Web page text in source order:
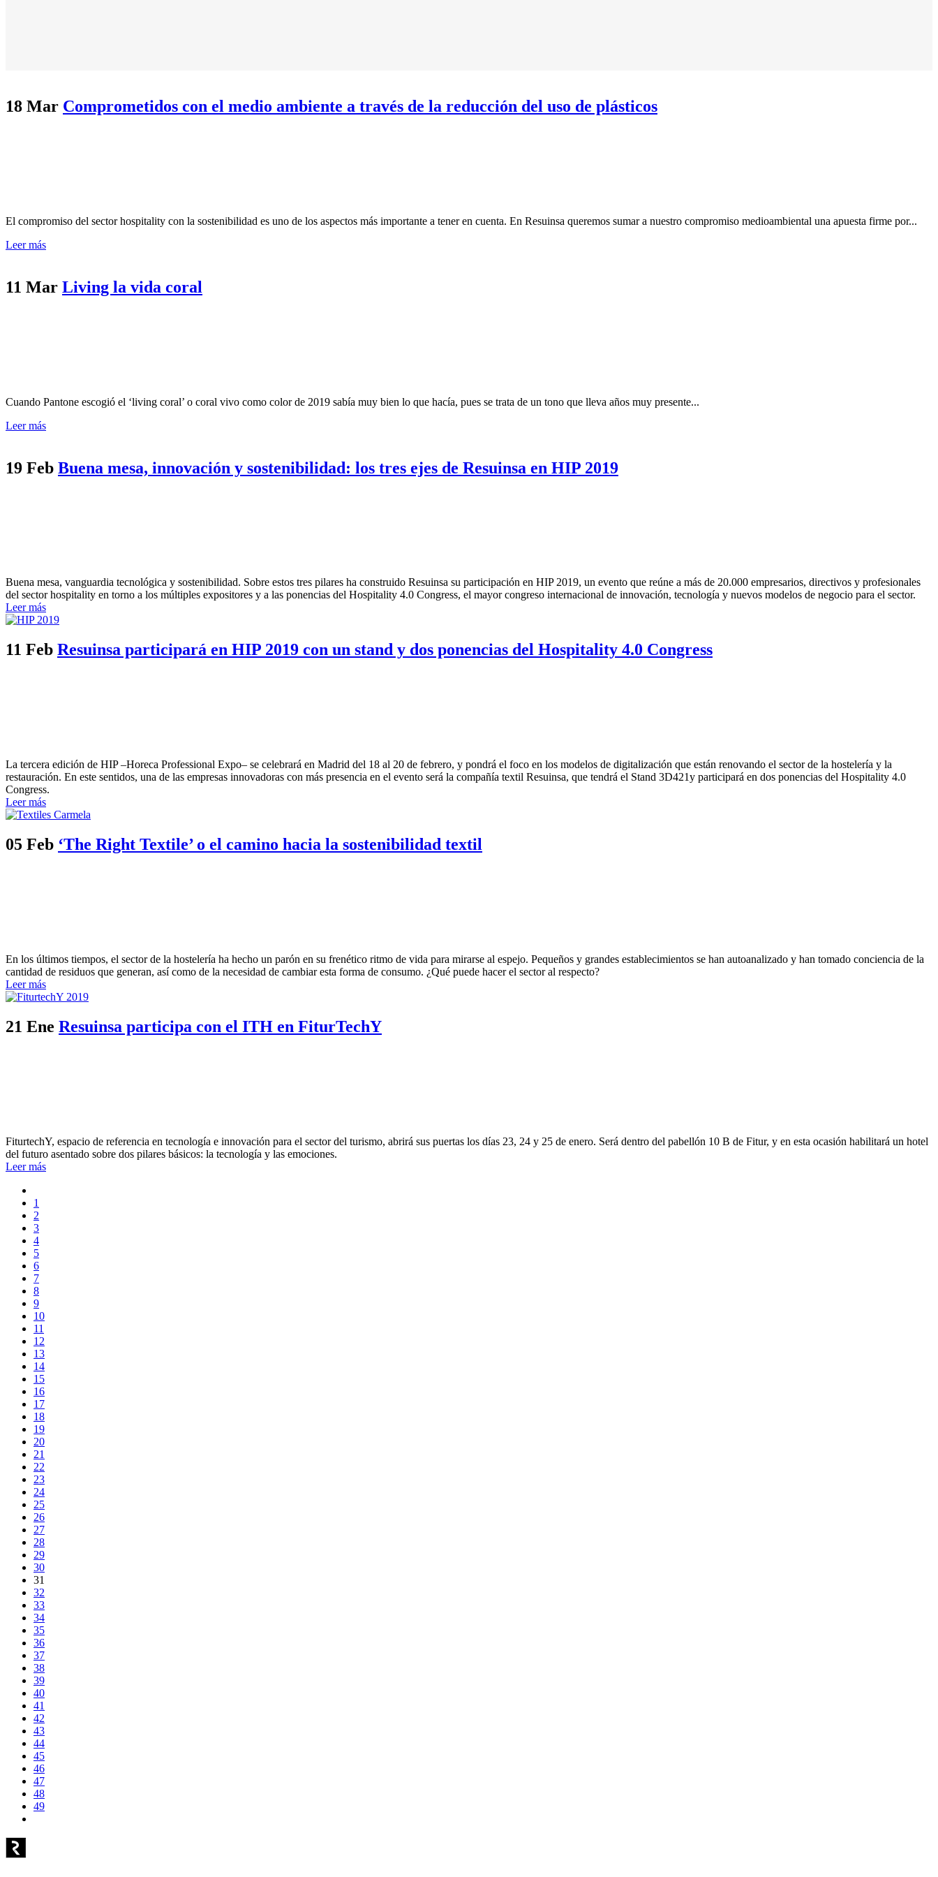
18 Mar Comprometidos con el medio ambiente a través de la reducción del uso de plásticos
El compromiso del sector hospitality con la sostenibilidad es uno de los aspectos más importante a tener en cuenta. En Resuinsa queremos sumar a nuestro compromiso medioambiental una apuesta firme por...
Leer más
11 Mar Living la vida coral
Cuando Pantone escogió el ‘living coral’ o coral vivo como color de 2019 sabía muy bien lo que hacía, pues se trata de un tono que lleva años muy presente...
Leer más
19 Feb Buena mesa, innovación y sostenibilidad: los tres ejes de Resuinsa en HIP 2019
Buena mesa, vanguardia tecnológica y sostenibilidad. Sobre estos tres pilares ha construido Resuinsa su participación en HIP 2019, un evento que reúne a más de 20.000 empresarios, directivos y profesionales
del sector hospitality en torno a los múltiples expositores y a las ponencias del Hospitality 4.0 Congress, el mayor congreso internacional de innovación, tecnología y nuevos modelos de negocio para el sector.
Leer más
11 Feb Resuinsa participará en HIP 2019 con un stand y dos ponencias del Hospitality 4.0 Congress
La tercera edición de HIP –Horeca Professional Expo– se celebrará en Madrid del 18 al 20 de febrero, y pondrá el foco en los modelos de digitalización que están renovando el sector de la hostelería y la
restauración. En este sentidos, una de las empresas innovadoras con más presencia en el evento será la compañía textil Resuinsa, que tendrá el Stand 3D421y participará en dos ponencias del Hospitality 4.0
Congress.
Leer más
05 Feb ‘The Right Textile’ o el camino hacia la sostenibilidad textil
En los últimos tiempos, el sector de la hostelería ha hecho un parón en su frenético ritmo de vida para mirarse al espejo. Pequeños y grandes establecimientos se han autoanalizado y han tomado conciencia de la
cantidad de residuos que generan, así como de la necesidad de cambiar esta forma de consumo. ¿Qué puede hacer el sector al respecto?
Leer más
21 Ene Resuinsa participa con el ITH en FiturTechY
FiturtechY, espacio de referencia en tecnología e innovación para el sector del turismo, abrirá sus puertas los días 23, 24 y 25 de enero. Será dentro del pabellón 10 B de Fitur, y en esta ocasión habilitará un hotel
del futuro asentado sobre dos pilares básicos: la tecnología y las emociones.
Leer más
1
2
3
4
5
6
7
8
9
10
11
12
13
14
15
16
17
18
19
20
21
22
23
24
25
26
27
28
29
30
31
32
33
34
35
36
37
38
39
40
41
42
43
44
45
46
47
48
49